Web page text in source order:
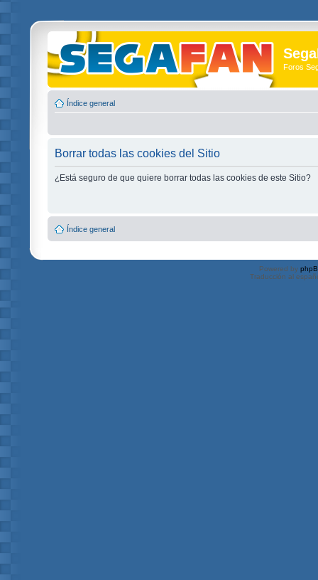
Foros
Índice general
Borrar todas las cookies del Sitio
¿Está seguro de que quiere borrar todas las cookies de este Sitio?
Índice general
Powered by
Traducción al